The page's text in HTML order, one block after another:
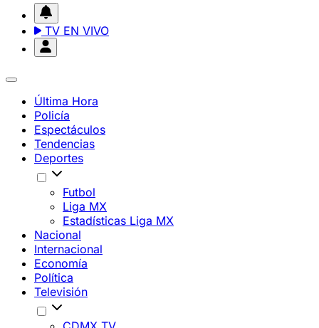
TV EN VIVO
Última Hora
Policía
Espectáculos
Tendencias
Deportes
Futbol
Liga MX
Estadísticas Liga MX
Nacional
Internacional
Economía
Política
Televisión